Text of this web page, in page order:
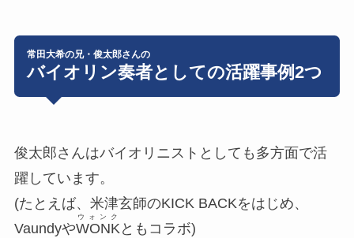
常田大希の兄・俊太郎さんの
バイオリン奏者としての活躍事例2つ
俊太郎さんはバイオリニストとしても多方面で活
躍しています。
(たとえば、米津玄師のKICK BACKをはじめ、
VaundyやWONK
ウォンク
ともコラボ)